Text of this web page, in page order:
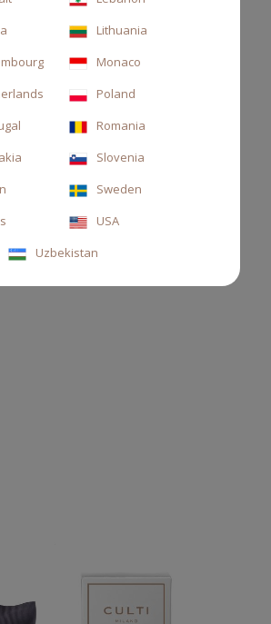
AUTO MEDITERRANEA
auto, arancia aramara, limone e neroli.
22,00 €
Lithuania
Monaco
Poland
Romania
Slovenia
Sweden
USA
Uzbekistan